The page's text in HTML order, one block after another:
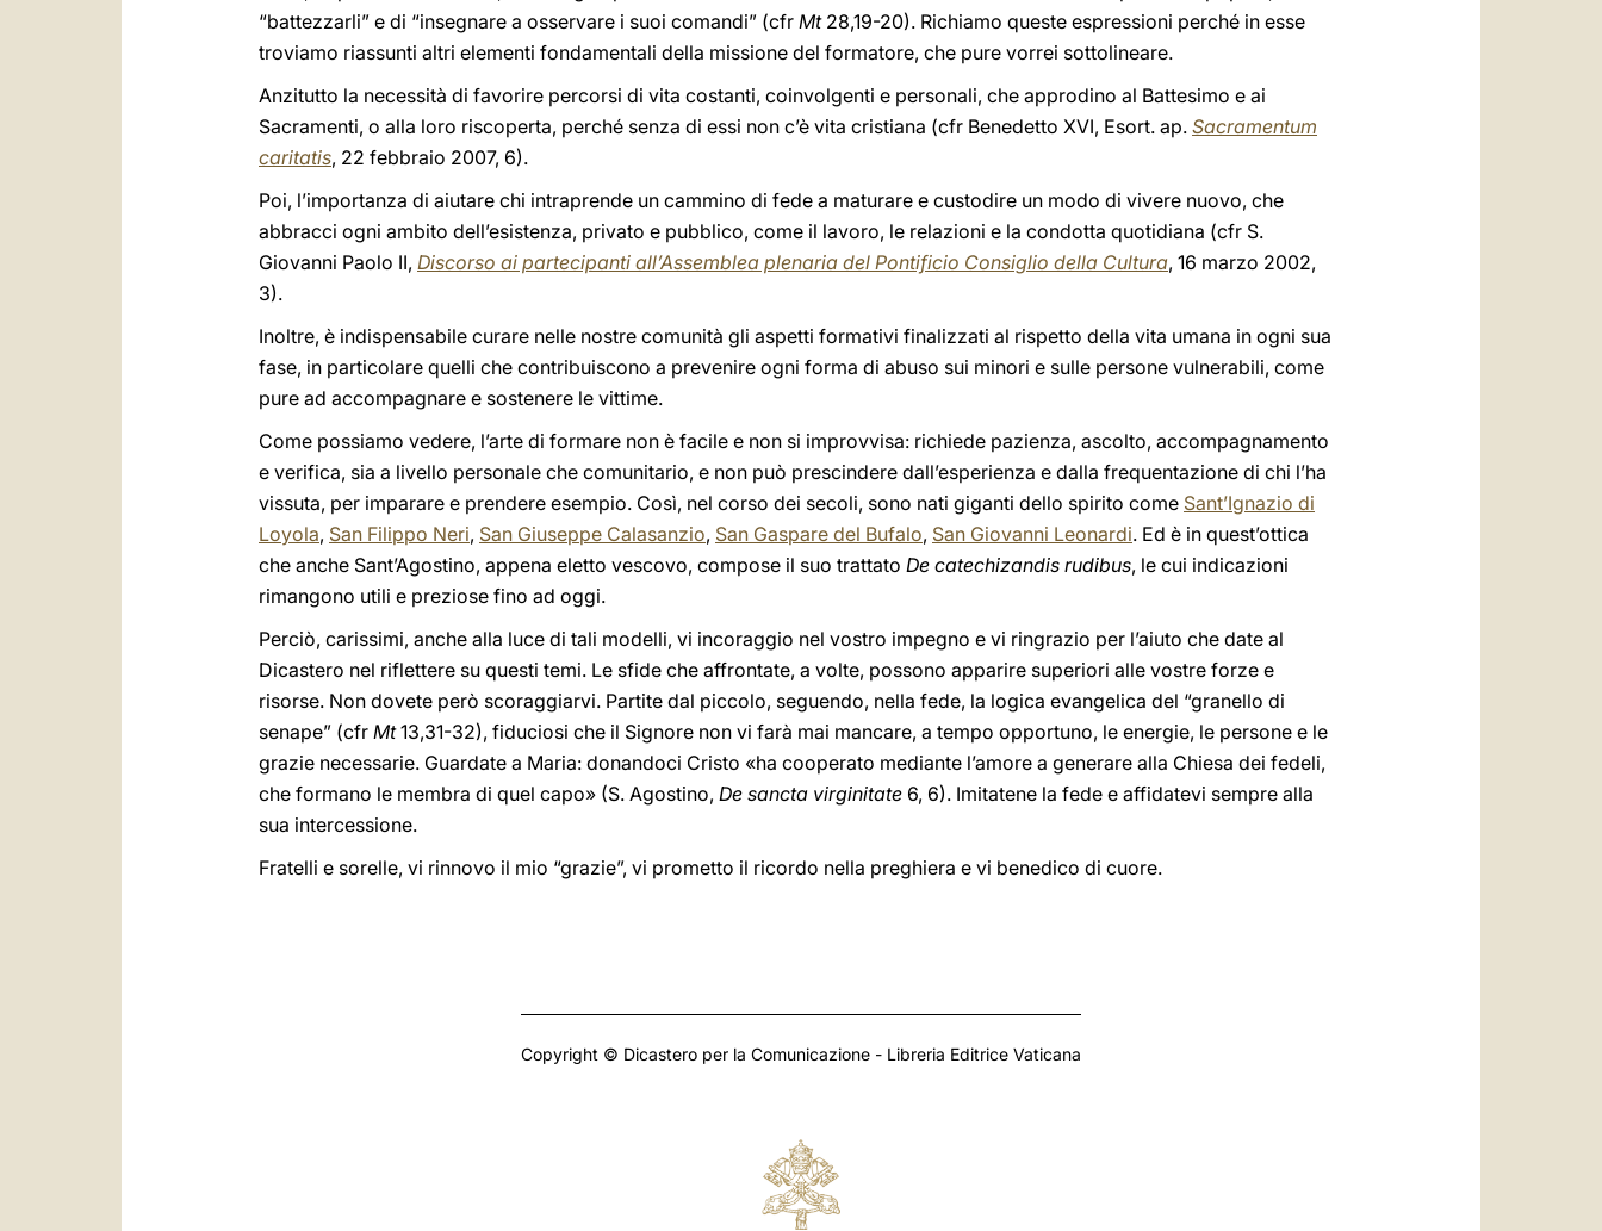
“battezzarli” e di “insegnare a osservare i suoi comandi” (cfr Mt28,19-20). Richiamo queste espressioni perché in esse
troviamo riassunti altri elementi fondamentali della missione del formatore, che pure vorrei sottolineare.
Anzitutto la necessità di favorire percorsi di vita costanti, coinvolgenti e personali, che approdino al Battesimo e ai
Sacramenti, o alla loro riscoperta, perché senza di essi non c’è vita cristiana (cfr Benedetto XVI, Esort. ap. Sacramentum
caritatis, 22 febbraio 2007, 6).
Poi, l’importanza di aiutare chi intraprende un cammino di fede a maturare e custodire un modo di vivere nuovo, che
abbracci ogni ambito dell’esistenza, privato e pubblico, come il lavoro, le relazioni e la condotta quotidiana (cfr S.
Giovanni Paolo II, Discorso ai partecipanti all’Assemblea plenaria del Pontificio Consiglio della Cultura, 16 marzo 2002,
3).
Inoltre, è indispensabile curare nelle nostre comunità gli aspetti formativi finalizzati al rispetto della vita umana in ogni sua
fase, in particolare quelli che contribuiscono a prevenire ogni forma di abuso sui minori e sulle persone vulnerabili, come
pure ad accompagnare e sostenere le vittime.
Come possiamo vedere, l’arte di formare non è facile e non si improvvisa: richiede pazienza, ascolto, accompagnamento
e verifica, sia a livello personale che comunitario, e non può prescindere dall’esperienza e dalla frequentazione di chi l’ha
vissuta, per imparare e prendere esempio. Così, nel corso dei secoli, sono nati giganti dello spirito come Sant’Ignazio di
Loyola, San Filippo Neri, San Giuseppe Calasanzio, San Gaspare del Bufalo, San Giovanni Leonardi. Ed è in quest’ottica
che anche Sant’Agostino, appena eletto vescovo, compose il suo trattato De catechizandis rudibus, le cui indicazioni
rimangono utili e preziose fino ad oggi.
Perciò, carissimi, anche alla luce di tali modelli, vi incoraggio nel vostro impegno e vi ringrazio per l’aiuto che date al
Dicastero nel riflettere su questi temi. Le sfide che affrontate, a volte, possono apparire superiori alle vostre forze e
risorse. Non dovete però scoraggiarvi. Partite dal piccolo, seguendo, nella fede, la logica evangelica del “granello di
senape” (cfr Mt13,31-32), fiduciosi che il Signore non vi farà mai mancare, a tempo opportuno, le energie, le persone e le
grazie necessarie. Guardate a Maria: donandoci Cristo «ha cooperato mediante l’amore a generare alla Chiesa dei fedeli,
che formano le membra di quel capo» (S. Agostino, De sancta virginitate 6, 6). Imitatene la fede e affidatevi sempre alla
sua intercessione.
Fratelli e sorelle, vi rinnovo il mio “grazie”, vi prometto il ricordo nella preghiera e vi benedico di cuore.
Copyright © Dicastero per la Comunicazione - Libreria Editrice Vaticana